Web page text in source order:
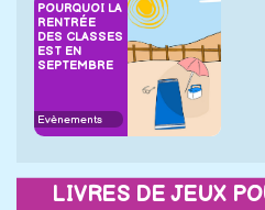
POURQUOI LA
RENTRÉE
DES CLASSES
EST EN
SEPTEMBRE
Evènements
LIVRES DE JEUX